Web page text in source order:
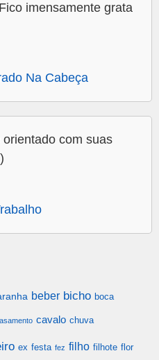
imensamente grata
Na Cabeça
com suas
beber bicho boca
cavalo chuva
ex festa fez filho filhote flor